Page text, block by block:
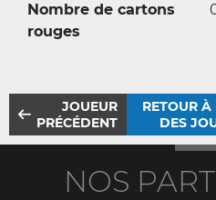
Nombre de cartons
rouges
JOUEUR
PRÉCÉDENT
RETOUR À
DES
NOS